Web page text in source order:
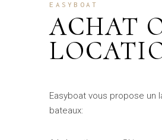
EASYBOAT
ACHAT
Easyboat vous propose un
bateaux: